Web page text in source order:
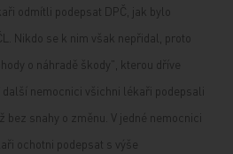
odmítli podepsat DPČ, jak bylo
Nikdo se k nim však nepřidal, proto
o náhradě škody", kterou dříve
další nemocnici všichni lékaři podepsali
bez snahy o změnu. V jedné nemocnici
ochotni podepsat s výše